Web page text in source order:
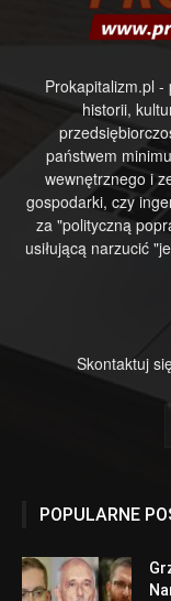
Prokapitalizm.pl
historii,
państwem
wewnętrznego i
gospodarki, czy
za "polityczną
usiłującą narzucić
Skontaktuj
POPULARNE